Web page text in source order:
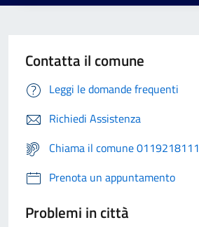
Contatta il comune
Leggi le domande frequenti
Richiedi Assistenza
Chiama il comune 0119218111
Prenota un appuntamento
Problemi in città